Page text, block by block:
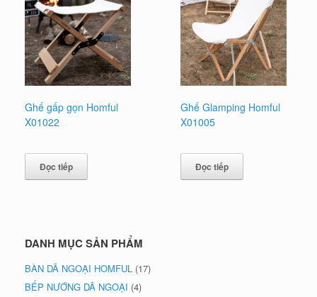
Ghế gấp gọn Homful
X01022
Đọc tiếp
Ghế Glamping Homful
X01005
Đọc tiếp
DANH MỤC SẢN PHẨM
BÀN DÃ NGOẠI HOMFUL (17)
BẾP NƯỚNG DÃ NGOẠI (4)